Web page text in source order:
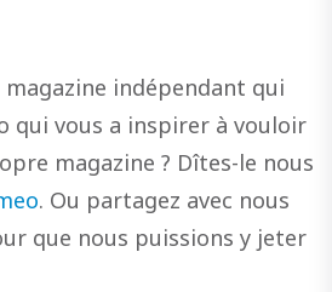
magazine indépendant qui
qui vous a inspirer à vouloir
magazine ? Dîtes-le nous
. Ou partagez avec nous
que nous puissions y jeter